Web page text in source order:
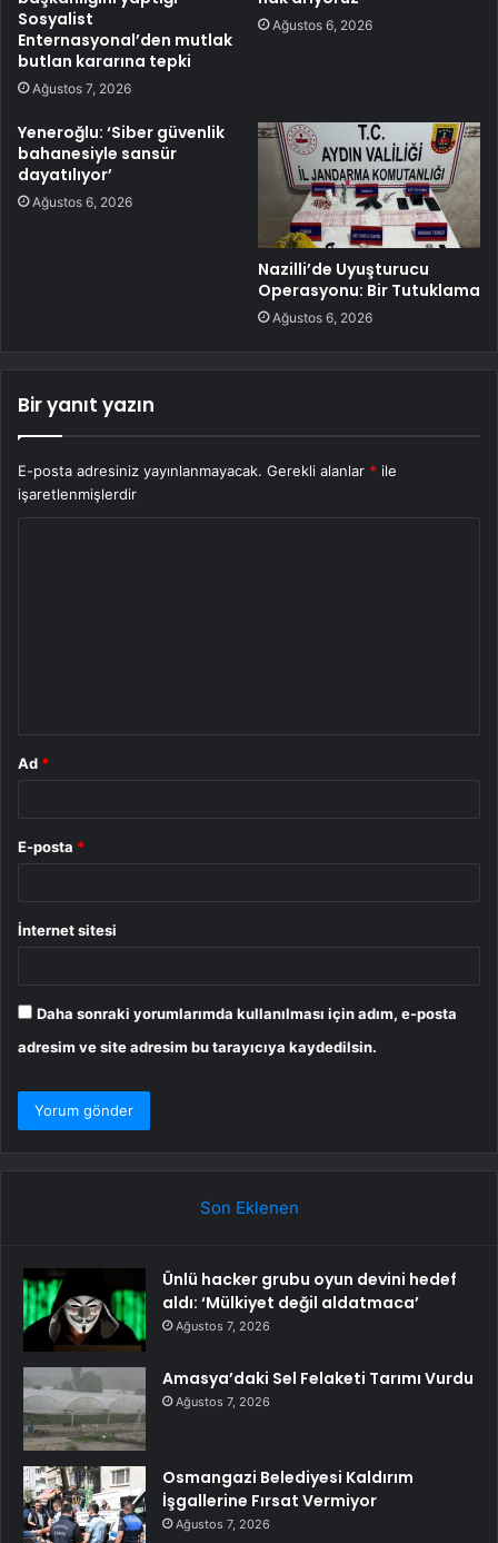
Sosyalist
Enternasyonal’den mutlak
butlan kararına tepki
Ağustos 7, 2026
Ağustos 6, 2026
Yeneroğlu: ‘Siber güvenlik
bahanesiyle sansür
dayatılıyor’
Ağustos 6, 2026
Nazilli’de Uyuşturucu
Operasyonu: Bir Tutuklama
Ağustos 6, 2026
Bir yanıt yazın
E-posta adresiniz yayınlanmayacak. Gerekli alanlar * ile
işaretlenmişlerdir
Ad *
E-posta *
İnternet sitesi
Daha sonraki yorumlarımda kullanılması için adım, e-posta
adresim ve site adresim bu tarayıcıya kaydedilsin.
Son Eklenen
Ünlü hacker grubu oyun devini hedef
aldı: ‘Mülkiyet değil aldatmaca’
Ağustos 7, 2026
Amasya’daki Sel Felaketi Tarımı Vurdu
Ağustos 7, 2026
Osmangazi Belediyesi Kaldırım
İşgallerine Fırsat Vermiyor
Ağustos 7, 2026